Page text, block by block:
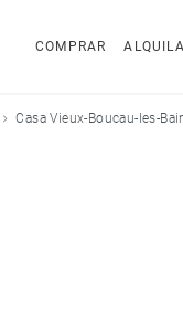
COMPRAR
Casa Vieux-Boucau-les-